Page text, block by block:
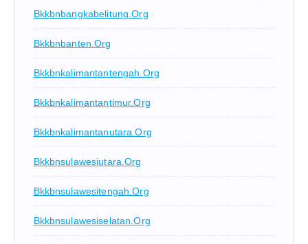
Bkkbnbangkabelitung.org
Bkkbnbanten.org
Bkkbnkalimantantengah.org
Bkkbnkalimantantimur.org
Bkkbnkalimantanutara.org
Bkkbnsulawesiutara.org
Bkkbnsulawesitengah.org
Bkkbnsulawesiselatan.org